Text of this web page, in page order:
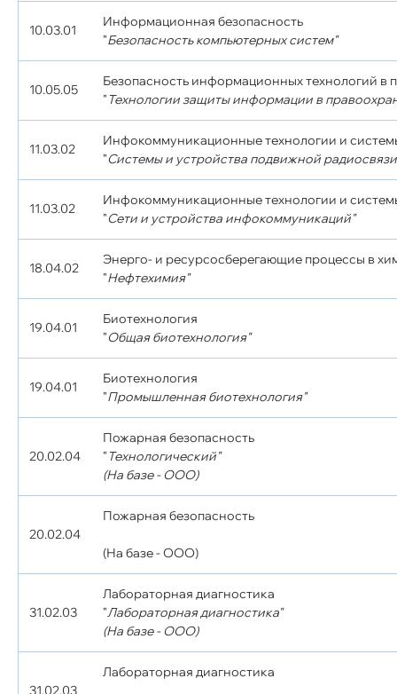
10.03.01
Информационная безопасность
"Безопасность компьютерных систем"
10.05.05
Безопасность информационных технологий в
"Технологии защиты информации в
11.03.02
Инфокоммуникационные технологии и
"Системы и устройства подвижной
11.03.02
Инфокоммуникационные технологии и
"Сети и устройства инфокоммуникаций"
18.04.02
Энерго- и ресурсосберегающие процессы в
"Нефтехимия"
19.04.01
Биотехнология
"Общая биотехнология"
19.04.01
Биотехнология
"Промышленная биотехнология"
20.02.04
Пожарная безопасность
"Технологический"
(На базе - ООО)
20.02.04
Пожарная безопасность
(На базе - ООО)
31.02.03
Лабораторная диагностика
"Лабораторная диагностика"
(На базе - ООО)
31.02.03
Лабораторная диагностика